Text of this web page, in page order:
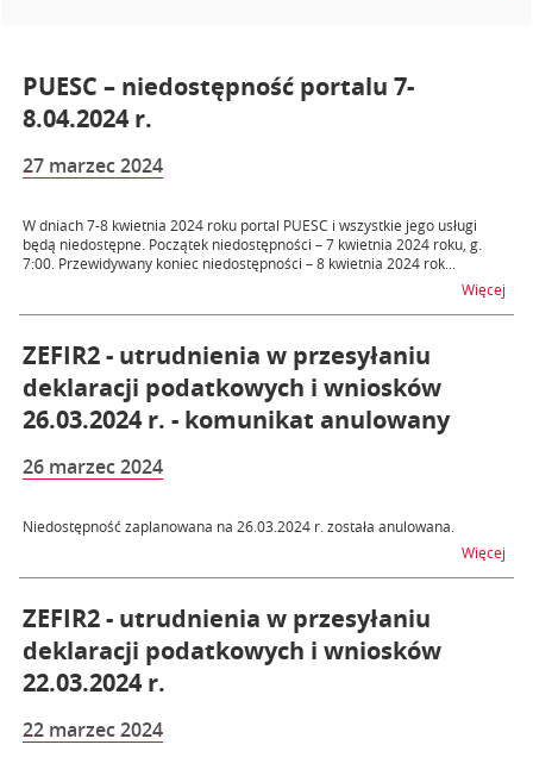
PUESC – niedostępność portalu 7-
8.04.2024 r.
27 marzec 2024
W dniach 7-8 kwietnia 2024 roku portal PUESC i wszystkie jego usługi
będą niedostępne. Początek niedostępności – 7 kwietnia 2024 roku, g.
7:00. Przewidywany koniec niedostępności – 8 kwietnia 2024 rok...
Więcej
ZEFIR2 - utrudnienia w przesyłaniu
deklaracji podatkowych i wniosków
26.03.2024 r. - komunikat anulowany
26 marzec 2024
Niedostępność zaplanowana na 26.03.2024 r. została anulowana.
Więcej
ZEFIR2 - utrudnienia w przesyłaniu
deklaracji podatkowych i wniosków
22.03.2024 r.
22 marzec 2024